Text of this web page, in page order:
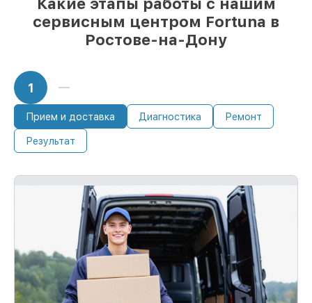
сразу
сервисным центром Fortuna в
Ростове-на-Дону
1
Прием и доставка Диагностика Ремонт
Результат